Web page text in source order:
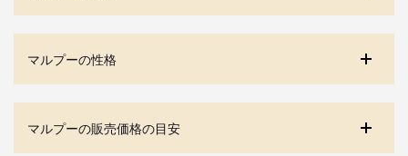
マルプーの性格
マルプーの販売価格の目安